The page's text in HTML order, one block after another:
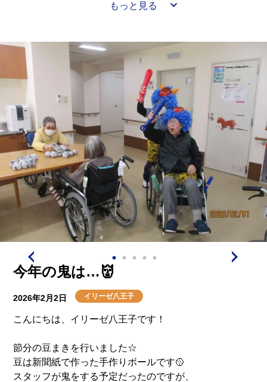
もっと見る
今年の鬼は…👹
2026年2月2日 イリーゼ八王子
こんにちは、イリーゼ八王子です！
節分の豆まきを行いました☆
豆は新聞紙で作った手作りボールです🥎
スタッフが鬼をする予定だったのですが、